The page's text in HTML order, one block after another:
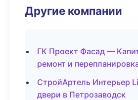
Другие компании
ГК Проект Фасад —
ремонт и
СтройАртель Интерьер
двери в Петрозаводск